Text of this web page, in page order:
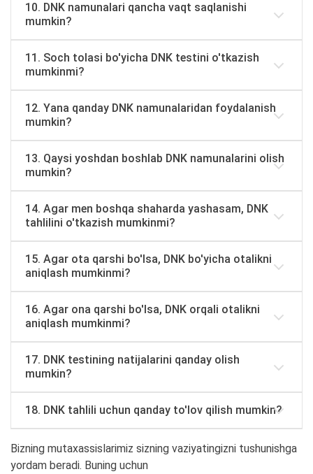
10. DNK namunalari qancha vaqt saqlanishi
mumkin?
11. Soch tolasi bo'yicha DNK testini o'tkazish
mumkinmi?
12. Yana qanday DNK namunalaridan foydalanish
mumkin?
13. Qaysi yoshdan boshlab DNK namunalarini olish
mumkin?
14. Agar men boshqa shaharda yashasam, DNK
tahlilini o'tkazish mumkinmi?
15. Agar ota qarshi bo'lsa, DNK bo'yicha otalikni
aniqlash mumkinmi?
16. Agar ona qarshi bo'lsa, DNK orqali otalikni
aniqlash mumkinmi?
17. DNK testining natijalarini qanday olish
mumkin?
18. DNK tahlili uchun qanday to'lov qilish mumkin?
Bizning mutaxassislarimiz sizning vaziyatingizni tushunishga
yordam beradi. Buning uchun